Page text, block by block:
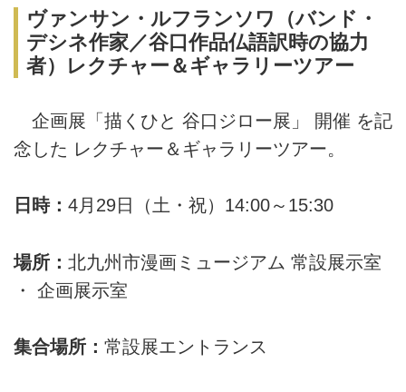
ヴァンサン・ルフランソワ（バンド・
デシネ作家／谷口作品仏語訳時の協力
者）レクチャー＆ギャラリーツアー
企画展「描くひと 谷口ジロー展」 開催 を記
念した レクチャー＆ギャラリーツアー。
日時： 4月29日（土・祝）14:00～15:30
場所： 北九州市漫画ミュージアム 常設展示室
・ 企画展示室
集合場所： 常設展エントランス